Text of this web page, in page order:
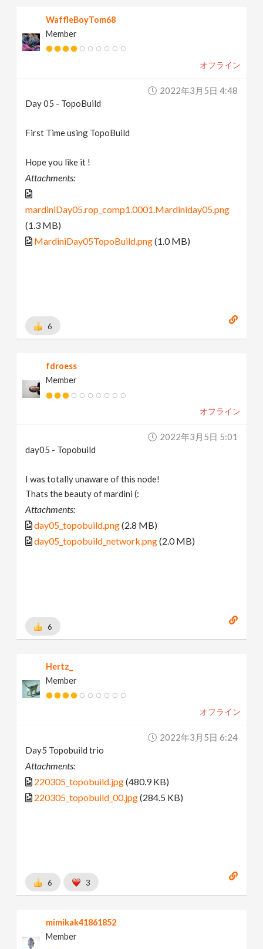
WaffleBoyTom68
Member
オフライン
2022年3月5日 4:48
Day 05 - TopoBuild
First Time using TopoBuild
Hope you like it !
Attachments:
mardiniDay05.rop_comp1.0001.Mardiniday05.png
(1.3 MB)
MardiniDay05TopoBuild.png(1.0 MB)
6
fdroess
Member
オフライン
2022年3月5日 5:01
day05 - Topobuild
I was totally unaware of this node!
Thats the beauty of mardini (:
Attachments:
day05_topobuild.png(2.8 MB)
day05_topobuild_network.png(2.0 MB)
6
Hertz_
Member
オフライン
2022年3月5日 6:24
Day5 Topobuild trio
Attachments:
220305_topobuild.jpg(480.9 KB)
220305_topobuild_00.jpg(284.5 KB)
6 3
mimikak41861852
Member